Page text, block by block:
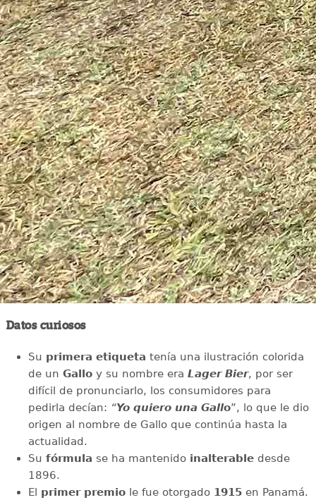
Datos curiosos
Su primera etiqueta tenía una ilustración colorida
de un Gallo y su nombre era Lager Bier, por ser
difícil de pronunciarlo, los consumidores para
pedirla decían: “Yo quiero una Gallo”, lo que le dio
origen al nombre de Gallo que continúa hasta la
actualidad.
Su fórmula se ha mantenido inalterable desde
1896.
El primer premio le fue otorgado 1915 en Panamá.